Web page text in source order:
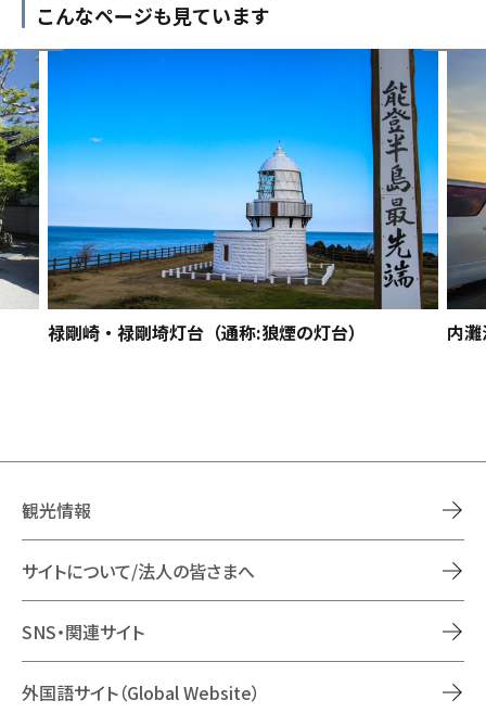
こんなページも見ています
禄剛崎・禄剛埼灯台（通称:狼煙の灯台） 内
観光情報
サイトについて/法人の皆さまへ
SNS・関連サイト
外国語サイト（Global Website）